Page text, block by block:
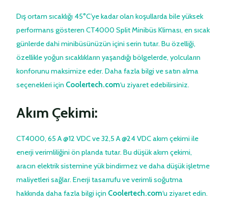
Dış ortam sıcaklığı 45°C’ye kadar olan koşullarda bile yüksek
performans gösteren CT4000 Split Minibüs Kliması, en sıcak
günlerde dahi minibüsünüzün içini serin tutar. Bu özelliği,
özellikle yoğun sıcaklıkların yaşandığı bölgelerde, yolcuların
konforunu maksimize eder. Daha fazla bilgi ve satın alma
seçenekleri için Coolertech.com‘u ziyaret edebilirsiniz.
Akım Çekimi:
CT4000, 65 A @12 VDC ve 32,5 A @24 VDC akım çekimi ile
enerji verimliliğini ön planda tutar. Bu düşük akım çekimi,
aracın elektrik sistemine yük bindirmez ve daha düşük işletme
maliyetleri sağlar. Enerji tasarrufu ve verimli soğutma
hakkında daha fazla bilgi için Coolertech.com‘u ziyaret edin.